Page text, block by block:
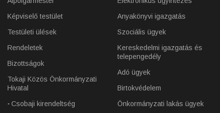
Képviselő testület
Testületi ülések
Rendeletek
Bizottságok
Tokaji Közös Önkormányzati
Hivatal
Csobaji kirendeltség
Anyakönyvi igazgatás
Szociális ügyek
Kereskedelmi igazgatás és
telepengedély
Adó ügyek
Birtokvédelem
Önkormányzati lakás ügyek